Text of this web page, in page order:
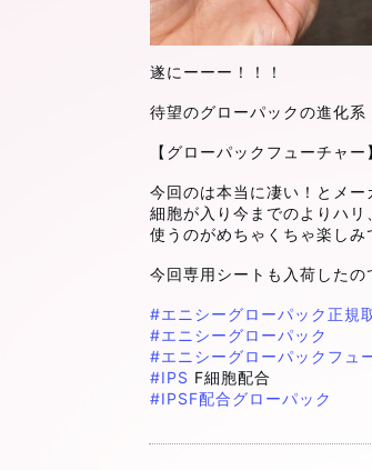
遂にーーー！！！
待望のグローパックの進化系
【グローパックフューチャ
今回のは本当に凄い！とメ
細胞が入り今までのよりハ
使うのがめちゃくちゃ楽しみ
今回専用シートも入荷した
#エニシーグローパック正規
#エニシーグローパック
#エニシーグローパックフュ
#IPS F細胞配合
#IPSF配合グローパック